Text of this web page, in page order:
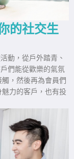
的社交生
動，從戶外踏青、
們能從歡樂的氣氛
，然後再為會員們
力的客戶，也有投